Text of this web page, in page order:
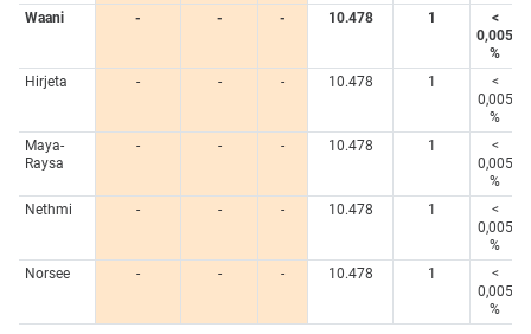
Waani
- - - 10.478 1
<
0,005
%
Hirjeta
- - - 10.478 1
<
0,005
%
Maya-
Raysa
- - - 10.478 1
<
0,005
%
Nethmi
- - - 10.478 1
<
0,005
%
Norsee
- - - 10.478 1
<
0,005
%